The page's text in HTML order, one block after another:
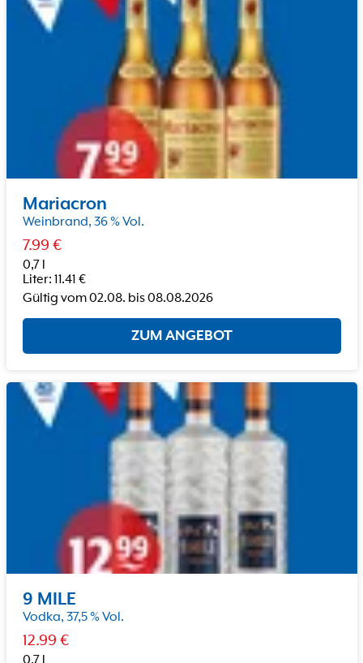
Mariacron
Weinbrand, 36 % Vol.
7.99 €
0,7 l
Liter: 11.41 €
Gültig vom02.08. bis08.08.2026
ZUM ANGEBOT
9 MILE
Vodka, 37,5 % Vol.
12.99 €